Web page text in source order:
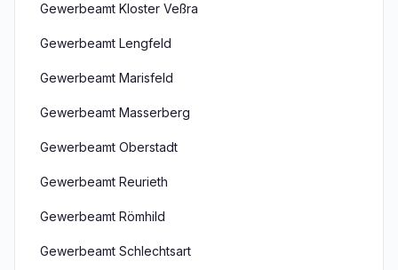
Gewerbeamt Kloster Veßra
Gewerbeamt Lengfeld
Gewerbeamt Marisfeld
Gewerbeamt Masserberg
Gewerbeamt Oberstadt
Gewerbeamt Reurieth
Gewerbeamt Römhild
Gewerbeamt Schlechtsart